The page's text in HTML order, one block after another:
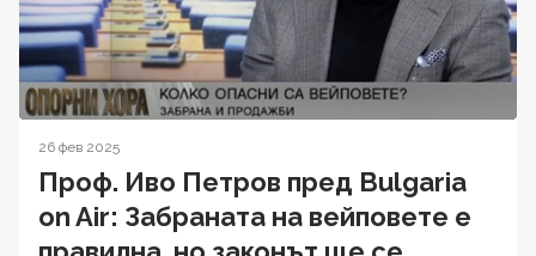
26 фев 2025
Проф. Иво Петров пред Bulgaria
on Air: Забраната на вейповете е